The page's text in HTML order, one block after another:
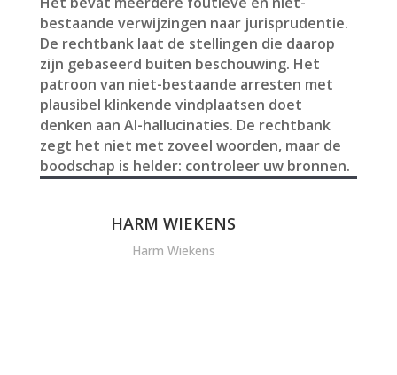
bestaande verwijzingen naar jurisprudentie.
De rechtbank laat de stellingen die daarop
zijn gebaseerd buiten beschouwing. Het
patroon van niet-bestaande arresten met
plausibel klinkende vindplaatsen doet
denken aan AI-hallucinaties. De rechtbank
zegt het niet met zoveel woorden, maar de
boodschap is helder: controleer uw bronnen.
HARM WIEKENS
Harm Wiekens